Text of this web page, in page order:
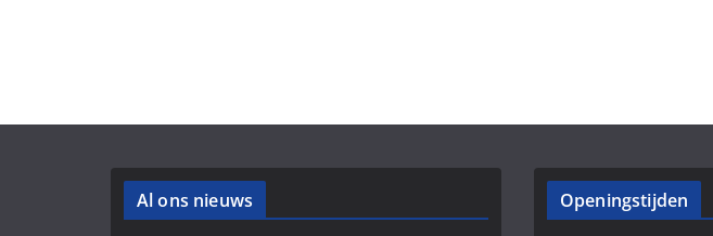
Al ons nieuws Openingstijden